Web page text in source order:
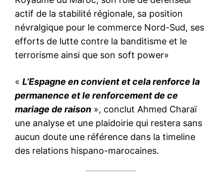
actif de la stabilité régionale, sa position
névralgique pour le commerce Nord-Sud, ses
efforts de lutte contre la banditisme et le
terrorisme ainsi que son soft power»
« L’Espagne en convient et cela renforce la
permanence et le renforcement de ce
mariage de raison », conclut Ahmed Charaï
une analyse et une plaidoirie qui restera sans
aucun doute une référence dans la timeline
des relations hispano-marocaines.